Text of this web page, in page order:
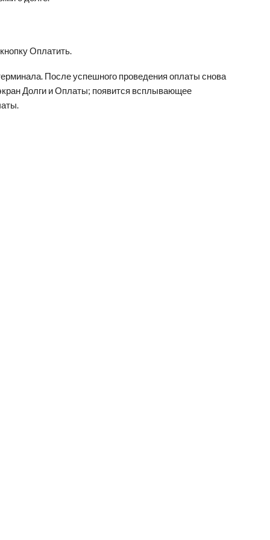
Оплатить.
После успешного проведения оплаты снова
Долги и Оплаты; появится всплывающее